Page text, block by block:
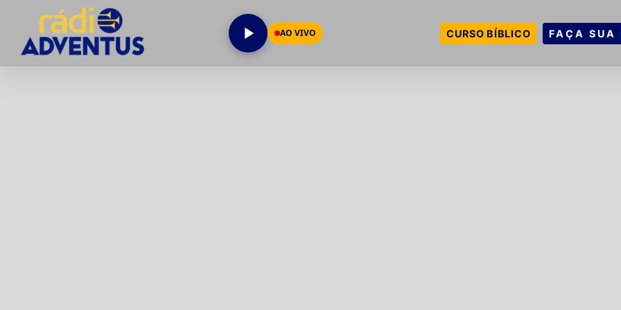
AO VIVO CURSO BÍBLICO FAÇA SUA